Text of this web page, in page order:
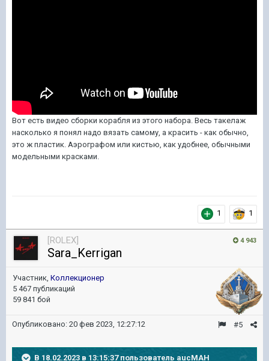
Вот есть видео сборки корабля из этого набора. Весь такелаж
насколько я понял надо вязать самому, а красить - как обычно,
это ж пластик. Аэрографом или кистью, как удобнее, обычными
модельными красками.
1 1
4 943
[ROLEX]
Sara_Kerrigan
Участник, Коллекционер
5 467 публикаций
59 841 бой
#5
Опубликовано: 20 фев 2023, 12:27:12
В 18.02.2023 в 13:15:37 пользователь aucMAH